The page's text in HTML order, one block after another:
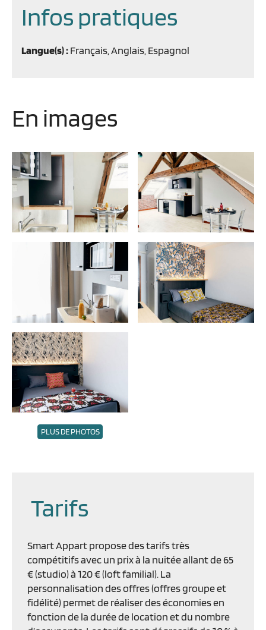
Infos pratiques
Langue(s) :Français, Anglais, Espagnol
En images
PLUS DE PHOTOS
Tarifs
Smart Appart propose des tarifs très
compétitifs avec un prix à la nuitée allant de 65
€ (studio) à 120 € (loft familial). La
personnalisation des offres (offres groupe et
fidélité) permet de réaliser des économies en
fonction de la durée de location et du nombre